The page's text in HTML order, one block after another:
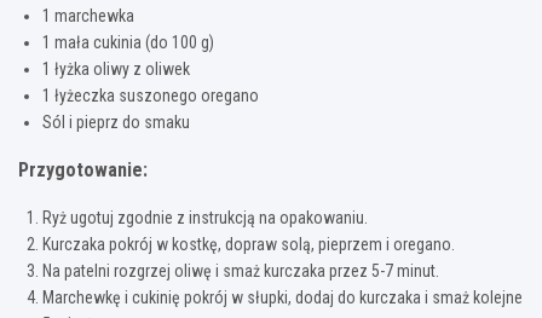
1 marchewka
1 mała cukinia (do 100 g)
1 łyżka oliwy z oliwek
1 łyżeczka suszonego oregano
Sól i pieprz do smaku
Przygotowanie:
Ryż ugotuj zgodnie z instrukcją na opakowaniu.
Kurczaka pokrój w kostkę, dopraw solą, pieprzem i oregano.
Na patelni rozgrzej oliwę i smaż kurczaka przez 5-7 minut.
Marchewkę i cukinię pokrój w słupki, dodaj do kurczaka i smaż kolejne